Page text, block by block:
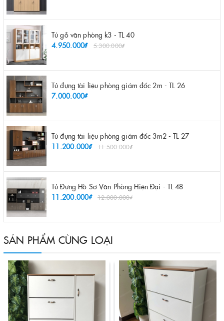
Tủ gỗ văn phòng k3 - TL 40
4.950.000₫
5.300.000₫
Tủ đựng tài liệu phòng giám đốc 2m - TL 26
7.000.000₫
Tủ đựng tài liệu phòng giám đốc 3m2 - TL 27
11.200.000₫
11.500.000₫
Tủ Đựng Hồ Sơ Văn Phòng Hiện Đại - TL 48
11.200.000₫
12.000.000₫
SẢN PHẨM CÙNG LOẠI